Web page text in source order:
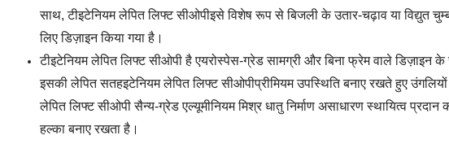
साथ,टीइटेनियम लेपित लिफ्ट सीओपीइसे विशेष रूप से बिजली के उतार-चढ़ाव या विद्युत
लिए डिज़ाइन किया गया है।
टीइटेनियम लेपित लिफ्ट सीओपी है एयरोस्पेस-ग्रेड सामग्री और बिना फ्रेम वाले डिज़ाइन
इसकी लेपित सतहइटेनियम लेपित लिफ्ट सीओपीप्रीमियम उपस्थिति बनाए रखते हुए
लेपित लिफ्ट सीओपीसैन्य-ग्रेड एल्यूमीनियम मिश्र धातु निर्माण असाधारण स्थायित्व
हल्का बनाए रखता है।